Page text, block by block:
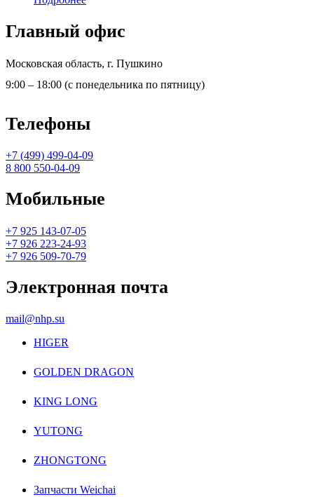
Главный офис
Московская область, г. Пушкино
9:00 – 18:00 (с понедельника по пятницу)
Телефоны
+7 (499) 499-04-09
8 800 550-04-09
Мобильные
+7 925 143-07-05
+7 926 223-24-93
+7 926 509-70-79
Электронная почта
mail@nhp.su
HIGER
GOLDEN DRAGON
KING LONG
YUTONG
ZHONGTONG
Запчасти Weichai